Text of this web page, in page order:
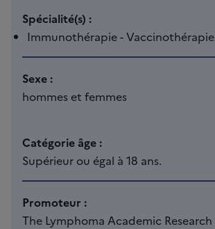
Spécialité(s) :
Immunothérapie - Vaccinothérapie
Sexe :
hommes et femmes
Catégorie âge :
Supérieur ou égal à 18 ans.
Promoteur :
The Lymphoma Academic Research